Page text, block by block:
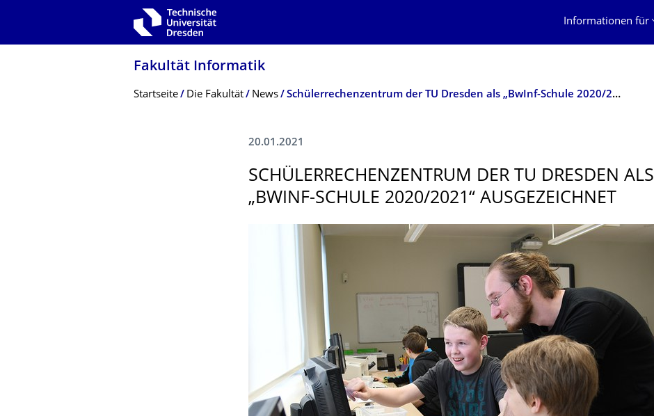
Zur Hauptnavigation springen
Informationen für
Fakultät Informatik
Breadcrumb-Menü
Startseite Die Fakultät News Schülerrechenzentrum der TU Dresden als „BwInf-Schule 2020/2021“ ausgezeichnet
20.01.2021
SCHÜLERRECHEN­ZENTRUM DER TU DRESDEN ALS
„BWINF-SCHULE 2020/2021“ AUSGEZEICHNET